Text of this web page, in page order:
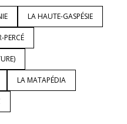
LA HAUTE-GASPÉSIE
PERCÉ
LA MATAPÉDIA